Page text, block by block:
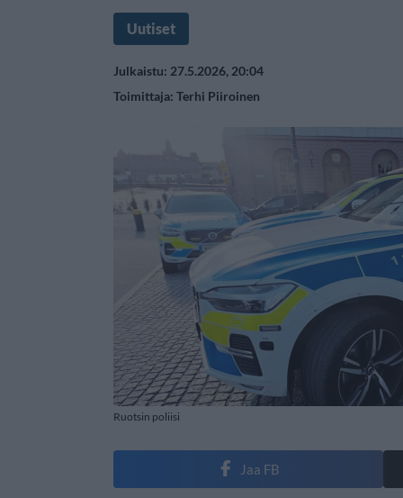
Uutiset
Julkaistu: 27.5.2026, 20:04
Toimittaja: Terhi Piiroinen
Ruotsin poliisi
Jaa FB